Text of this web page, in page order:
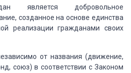
является добровольное
созданное на основе единства
реализации гражданами своих
от названия (движение,
союз) в соответствии с Законом